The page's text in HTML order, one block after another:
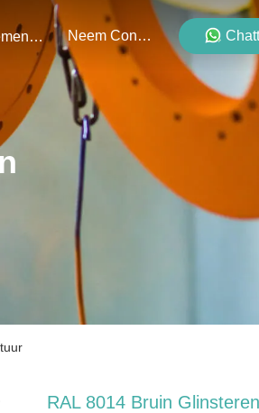
Evenementen Neem Contact Met Ons Op
RAL 8014 Bruin